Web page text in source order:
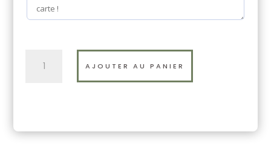
COMPOSITION
AJOUTER AU PANIER